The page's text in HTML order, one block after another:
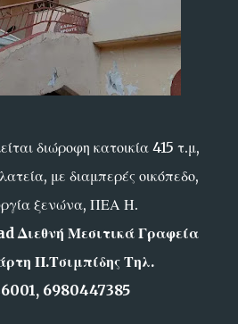
διώροφη κατοικία 415 τ.μ,
με διαμπερές οικόπεδο,
ξενώνα, ΠΕΑ Η.
Διεθνή Μεσιτικά Γραφεία
Π.Τσιμπίδης Τηλ.
6980447385